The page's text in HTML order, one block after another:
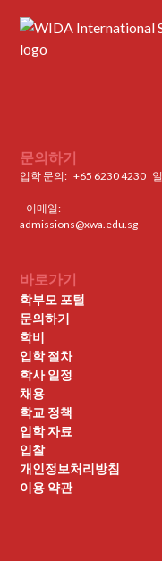
문의하기
입학 문의:+65 6230 4230
이메일:
admissions@xwa.edu.sg
바로가기
학부모 포털
문의하기
학비
입학 절차
학사 일정
채용
학교 정책
입학 자료
입찰
개인정보처리방침
이용 약관